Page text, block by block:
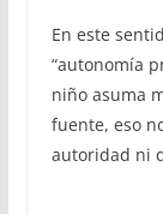
En este
“autonomía
niño asuma
fuente, eso
autoridad ni